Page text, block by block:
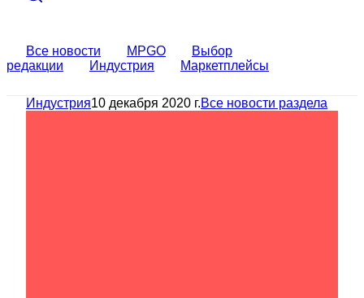
Все новости MPGO
Выбор
редакции
Индустрия Маркетплейсы
Индустрия10 декабря 2020 г.Все новости раздела